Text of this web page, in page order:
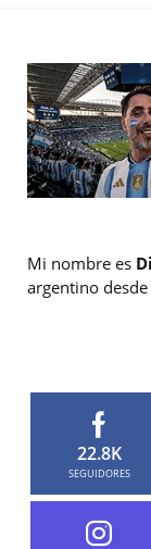
Mi nombre es
argentino
22.8K
SEGUIDORES